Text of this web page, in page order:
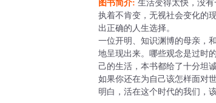
图书简介: 生活变得太快，没
执着不肯变，无视社会变化的
出正确的人生选择。
一位开明、知识渊博的母亲，
地呈现出来。哪些观念是过时
己的生活，本书都给了十分坦
如果你还在为自己该怎样面对
明白，活在这个时代的我们，